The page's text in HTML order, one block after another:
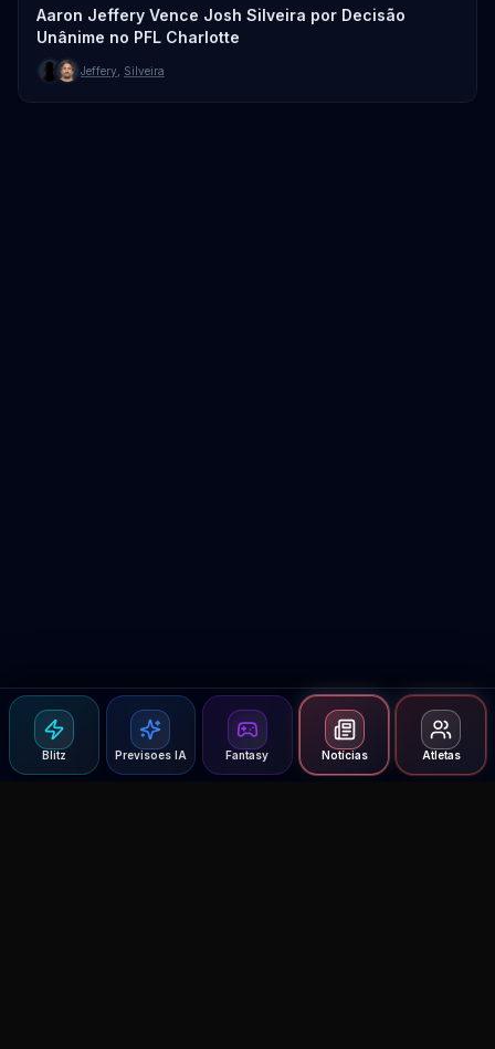
Blitz Previsoes IA Fantasy Notícias Atletas
Aaron Jeffery Vence Josh Silveira por Decisão
Unânime no PFL Charlotte
Jeffery Silveira